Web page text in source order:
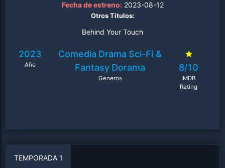
Fecha de estreno:2023-08-12
Otros Titulos:
Behind Your Touch
2023
Año
Comedia Drama Sci-Fi &
Fantasy Dorama
Generos
8/10
IMDB
Rating
TEMPORADA 1